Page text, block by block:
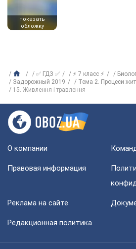
показать
обложку
✅ ГДЗ ✅ ⚡ 7 класс ⚡
Задорожный 2019
Тема 2. Процеси
15. Живлення і травлення
О компании
Правовая информация
Реклама на сайте
Редакционная политика